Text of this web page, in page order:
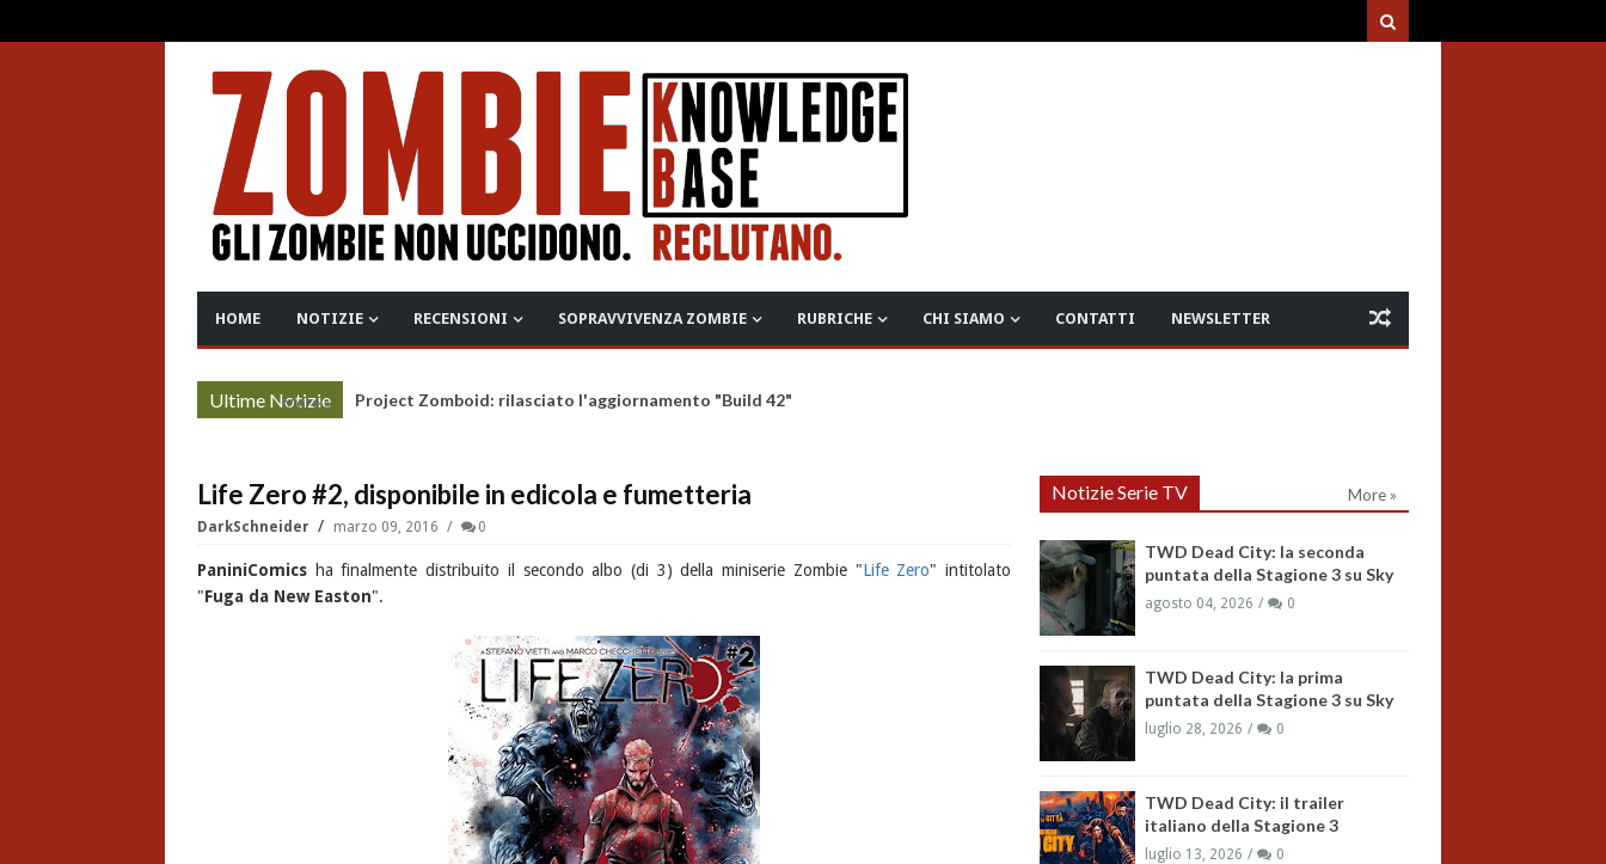
HOME NOTIZIE RECENSIONI SOPRAVVIVENZA ZOMBIE RUBRICHE CHI SIAMO CONTATTI NEWSLETTER
Ultime Notizie
More » Project Zomboid: rilasciato l'aggiornamento "Build 42"
Life Zero #2, disponibile in edicola e fumetteria
DarkSchneider marzo 09, 2016 0
PaniniComicsha finalmente distribuito il secondo albo (di 3) della miniserie Zombie "Life Zero" intitolato
"Fuga da New Easton".
Notizie Serie TV More »
TWD Dead City: la seconda
puntata della Stagione 3 su Sky
agosto 04, 2026 0
TWD Dead City: la prima
puntata della Stagione 3 su Sky
luglio 28, 2026 0
TWD Dead City: il trailer
italiano della Stagione 3
luglio 13, 2026 0